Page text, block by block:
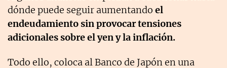
dónde puede seguir aumentando el
endeudamiento sin provocar tensiones
adicionales sobre el yen y la inflación.
Todo ello, coloca al Banco de Japón en una